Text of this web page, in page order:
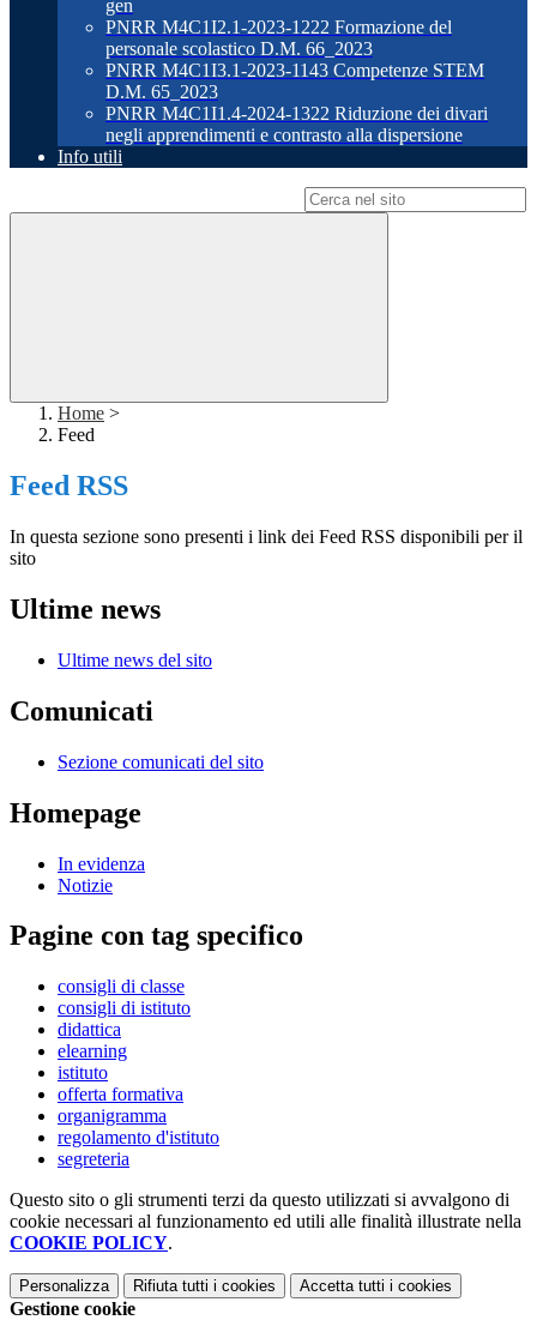
gen
PNRR M4C1I2.1-2023-1222 Formazione del
personale scolastico D.M. 66_2023
PNRR M4C1I3.1-2023-1143 Competenze STEM
D.M. 65_2023
PNRR M4C1I1.4-2024-1322 Riduzione dei divari
negli apprendimenti e contrasto alla dispersione
Info utili
Home >
Feed
Feed RSS
In questa sezione sono presenti i link dei Feed RSS disponibili per il
sito
Ultime news
Ultime news del sito
Comunicati
Sezione comunicati del sito
Homepage
In evidenza
Notizie
Pagine con tag specifico
consigli di classe
consigli di istituto
didattica
elearning
istituto
offerta formativa
organigramma
regolamento d'istituto
segreteria
Questo sito o gli strumenti terzi da questo utilizzati si avvalgono di
cookie necessari al funzionamento ed utili alle finalità illustrate nella
COOKIE POLICY.
Personalizza Rifiuta tutti i cookies Accetta tutti i cookies
Gestione cookie